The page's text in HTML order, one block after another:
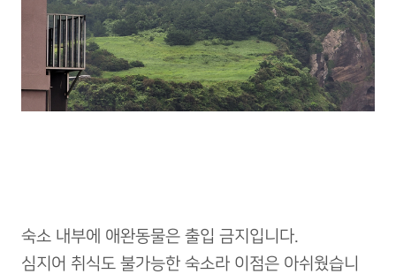
숙소 내부에 애완동물은 출입 금지입니다.
심지어 취식도 불가능한 숙소라 이점은 아쉬웠습니